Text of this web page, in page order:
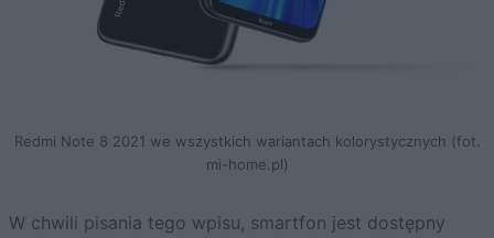
Redmi Note 8 2021 we wszystkich wariantach kolorystycznych (fot.
mi-home.pl)
W chwili pisania tego wpisu, smartfon jest dostępny